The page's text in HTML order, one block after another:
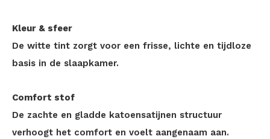
Kleur & sfeer
De witte tint zorgt voor een frisse, lichte en tijdloze
basis in de slaapkamer.
Comfort stof
De zachte en gladde katoensatijnen structuur
verhoogt het comfort en voelt aangenaam aan.